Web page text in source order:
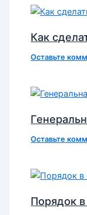
Как
Оставьте
Оставьте
Порядок